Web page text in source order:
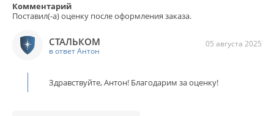
Комментарий
Поставил(-а) оценку после оформления заказа.
05 августа 2025
СТАЛЬКОМ
в ответ Антон
Здравствуйте, Антон! Благодарим за оценку!